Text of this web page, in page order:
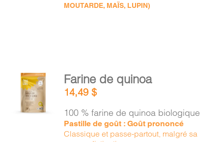
MOUTARDE, MAÏS, LUPIN)
AJOUTER
AU
PANIER
DÉTAILS
Farine de quinoa
14,49$
100 % farine de quinoa biologique
Pastille de goût : Goût prononcé
Classique et passe-partout, malgré sa